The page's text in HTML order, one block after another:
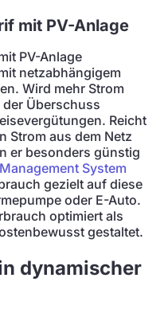
mit PV-Anlage
PV-Anlage
netzabhängigem
Wird mehr Strom
Überschuss
Reicht
Strom aus dem Netz
er besonders günstig
System
gezielt auf diese
oder E-Auto.
optimiert als
gestaltet.
dynamischer